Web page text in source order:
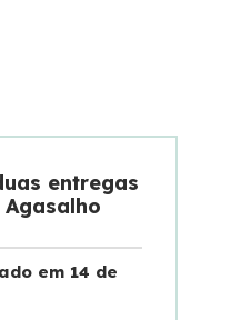
entregas
em 14 de